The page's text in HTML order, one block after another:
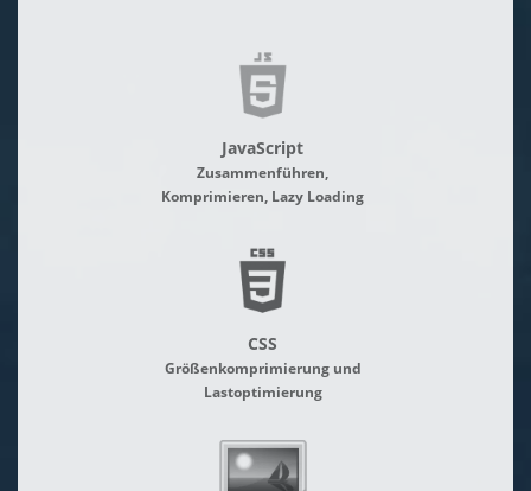
JavaScript
Zusammenführen,
Komprimieren, Lazy Loading
CSS
Größenkomprimierung und
Lastoptimierung